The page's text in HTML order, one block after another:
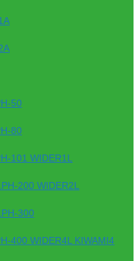
50
80
101 WIDER1L
200 WIDER2L
300
400 WIDER4L KIWAMI4